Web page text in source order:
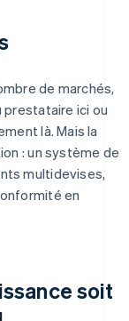
de marchés,
prestataire ici ou
là. Mais la
: un système de
multidevises,
en
soit